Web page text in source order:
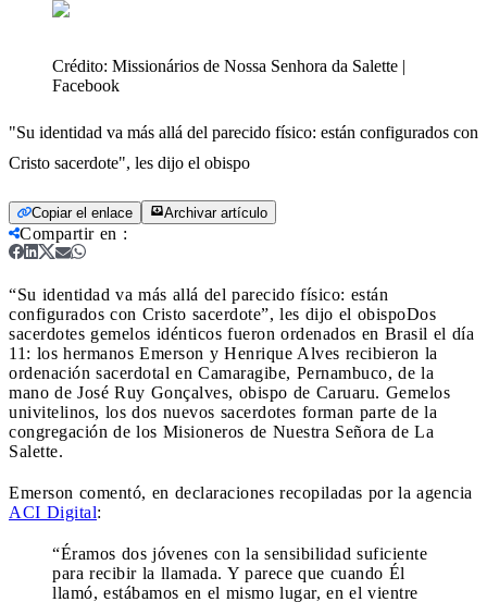
Crédito: Missionários de Nossa Senhora da Salette |
Facebook
"Su identidad va más allá del parecido físico: están configurados con
Cristo sacerdote", les dijo el obispo
Copiar el enlace Archivar artículo
Compartir en :
“Su identidad va más allá del parecido físico: están
configurados con Cristo sacerdote”, les dijo el obispoDos
sacerdotes gemelos idénticos fueron ordenados en Brasil el día
11: los hermanos Emerson y Henrique Alves recibieron la
ordenación sacerdotal en Camaragibe, Pernambuco, de la
mano de José Ruy Gonçalves, obispo de Caruaru. Gemelos
univitelinos, los dos nuevos sacerdotes forman parte de la
congregación de los Misioneros de Nuestra Señora de La
Salette.
Emerson comentó, en declaraciones recopiladas por la agencia
ACI Digital:
“Éramos dos jóvenes con la sensibilidad suficiente
para recibir la llamada. Y parece que cuando Él
llamó, estábamos en el mismo lugar, en el vientre